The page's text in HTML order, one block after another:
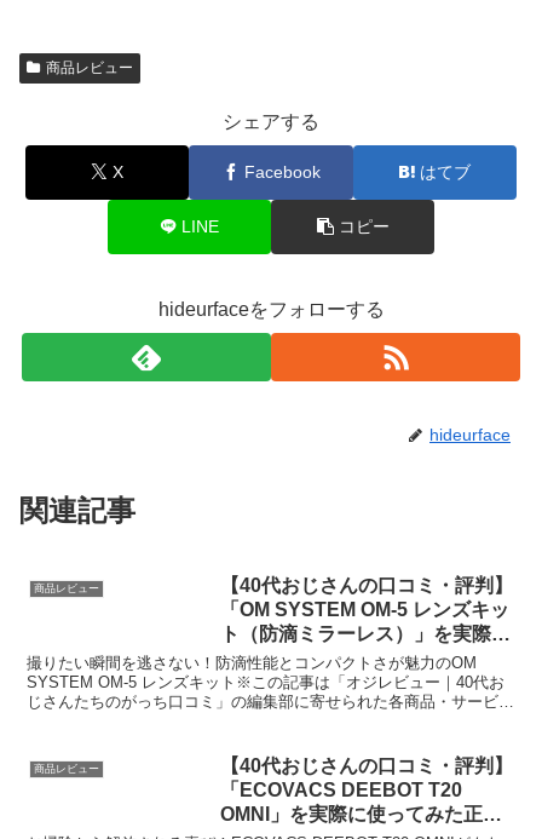
商品レビュー
シェアする
X Facebook はてブ
LINE コピー
hideurfaceをフォローする
hideurface
関連記事
商品レビュー
【40代おじさんの口コミ・評判】
「OM SYSTEM OM-5 レンズキッ
ト（防滴ミラーレス）」を実際に
使ってみた正直感想
撮りたい瞬間を逃さない！防滴性能とコンパクトさが魅力のOM
SYSTEM OM-5 レンズキット※この記事は「オジレビュー｜40代お
じさんたちのがっち口コミ」の編集部に寄せられた各商品・サービス
商品レビュー
【40代おじさんの口コミ・評判】
「ECOVACS DEEBOT T20
OMNI」を実際に使ってみた正直